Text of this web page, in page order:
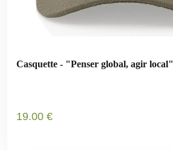
Casquette - "Penser global, agir local"
19.00 €